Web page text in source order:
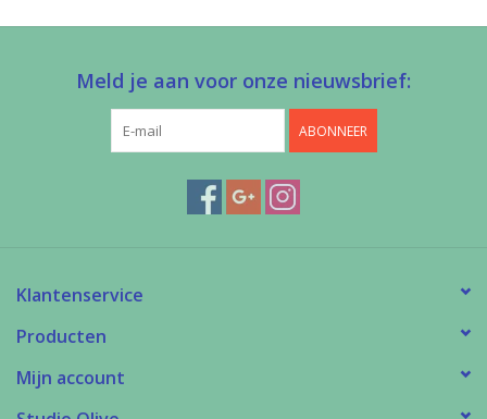
Meld je aan voor onze nieuwsbrief:
ABONNEER
Klantenservice
Producten
Mijn account